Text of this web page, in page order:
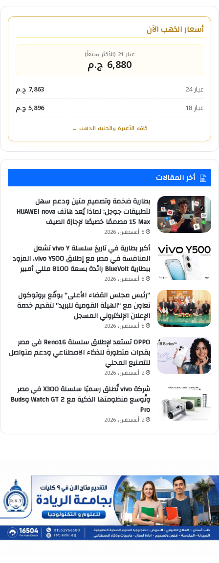
أسعار الذهب الآن
عيار 21 (الأكثر مبيعاً)
6,880 ج.م
عيار 24
7,863 ج.م
عيار 18
5,896 ج.م
كافة الأعيرة والجنيه الذهب ←
أخر المقالات
بطارية ضخمة وتصميم متين ودعم سهل
لتطبيقات جوجل: لماذا يُعد هاتف HUAWEI nova
15 Max مصممًا خصيصًا لإجازة الصيف
5 أغسطس، 2026
أكبر بطارية في تاريخ سلسلة vivo Y تشعل
المنافسة في مصر مع إطلاق vivo Y500، المزود
ببطارية BlueVolt رائدة بسعة 8100 مللي أمبير
5 أغسطس، 2026
“رئيس مجلس القضاء الأعلى” يوقّع بروتوكول
تعاون مع “الهيئة القومية للبريد” لتقديم خدمة
الإعلان الإلكتروني المسجل
5 أغسطس، 2026
OPPO تستعد لإطلاق سلسلة Reno16 في مصر
بقدرات متطورة للذكاء الاصطناعي ودعم متواصل
للتصنيع المحلي
2 أغسطس، 2026
شركة vivo تُطلق رسميًا سلسلة X300 في مصر
وتُوسع منظومتها الذكية مع Watch GT 2 وBuds
Pro
2 أغسطس، 2026